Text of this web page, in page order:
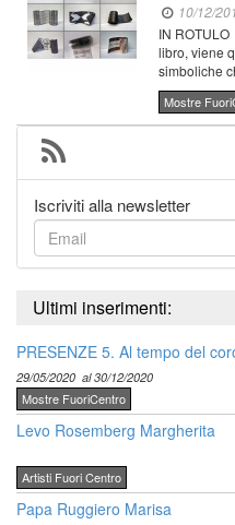
10/12/
IN
libro, viene
simboliche
Mostre
Iscriviti alla newsletter
Ultimi inserimenti:
PRESENZE 5. Al tempo del
29/05/2020 al 30/12/2020
Mostre FuoriCentro
Levo Rosemberg Margherita
Artisti Fuori Centro
Papa Ruggiero Marisa